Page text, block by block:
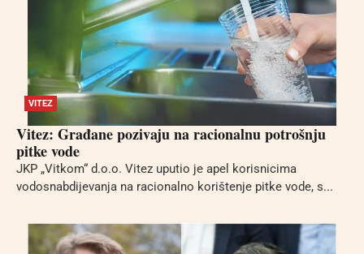
VITEZ
Vitez: Građane pozivaju na racionalnu potrošnju
pitke vode
JKP „Vitkom“ d.o.o. Vitez uputio je apel korisnicima
vodosnabdijevanja na racionalno korištenje pitke vode, s...